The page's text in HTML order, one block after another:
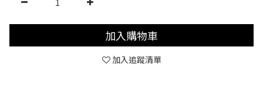
加入購物車
加入追蹤清單